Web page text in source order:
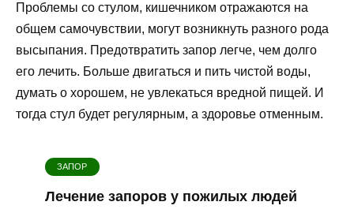
Проблемы со стулом, кишечником отражаются на
общем самочувствии, могут возникнуть разного рода
высыпания. Предотвратить запор легче, чем долго
его лечить. Больше двигаться и пить чистой воды,
думать о хорошем, не увлекаться вредной пищей. И
тогда стул будет регулярным, а здоровье отменным.
ЗАПОР
Лечение запоров у пожилых людей